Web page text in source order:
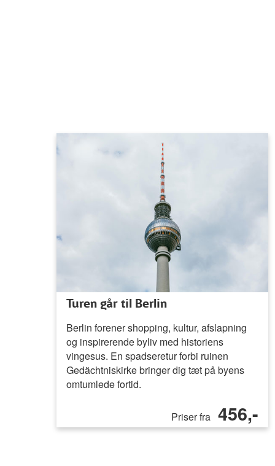
Turen går til Berlin
Berlin forener shopping, kultur, afslapning
og inspirerende byliv med historiens
vingesus. En spadseretur forbi ruinen
Gedächtniskirke bringer dig tæt på byens
omtumlede fortid.
Priser fra 456,-